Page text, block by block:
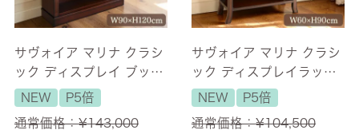
サヴォイア マリナ クラシ
ック ディスプレイ ブック
シェルフ 幅90cm 【送料
無料】
NEW
P5倍
通常価格：¥143,000
サヴォイア マリナ クラシ
ック ディスプレイラック
幅60cm 【送料無料/設置
サービス付】
NEW
P5倍
通常価格：¥104,500